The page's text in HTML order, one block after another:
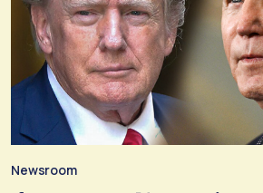
Newsroom